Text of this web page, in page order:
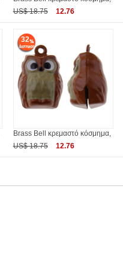
US$ 18.75
12.76
32
Brass Bell κρεμαστό κόσμημα,
US$ 18.75
12.76